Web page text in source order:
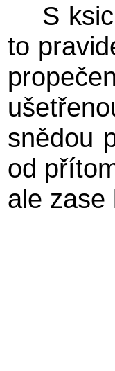
S
to
snědou
od
ale zase